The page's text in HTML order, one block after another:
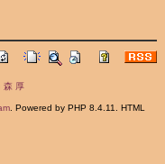
森 厚
. Powered by PHP 8.4.11. HTML